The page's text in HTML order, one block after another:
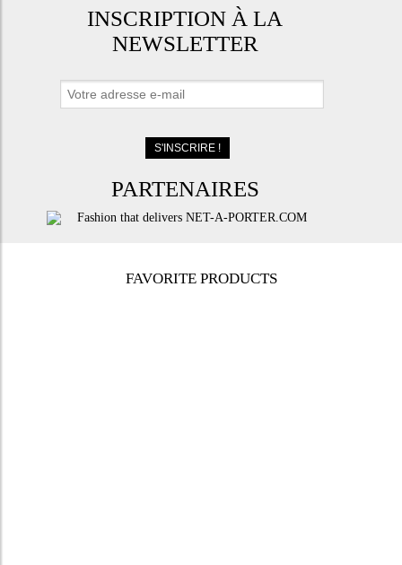
INSCRIPTION À LA
NEWSLETTER
PARTENAIRES
FAVORITE PRODUCTS